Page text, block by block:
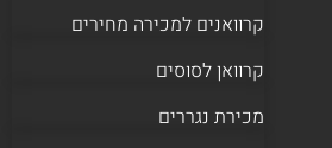
קרוואנים למכירה מחירים
קרוואן לסוסים
מכירת נגררים